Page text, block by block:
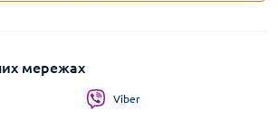
мережах
Viber